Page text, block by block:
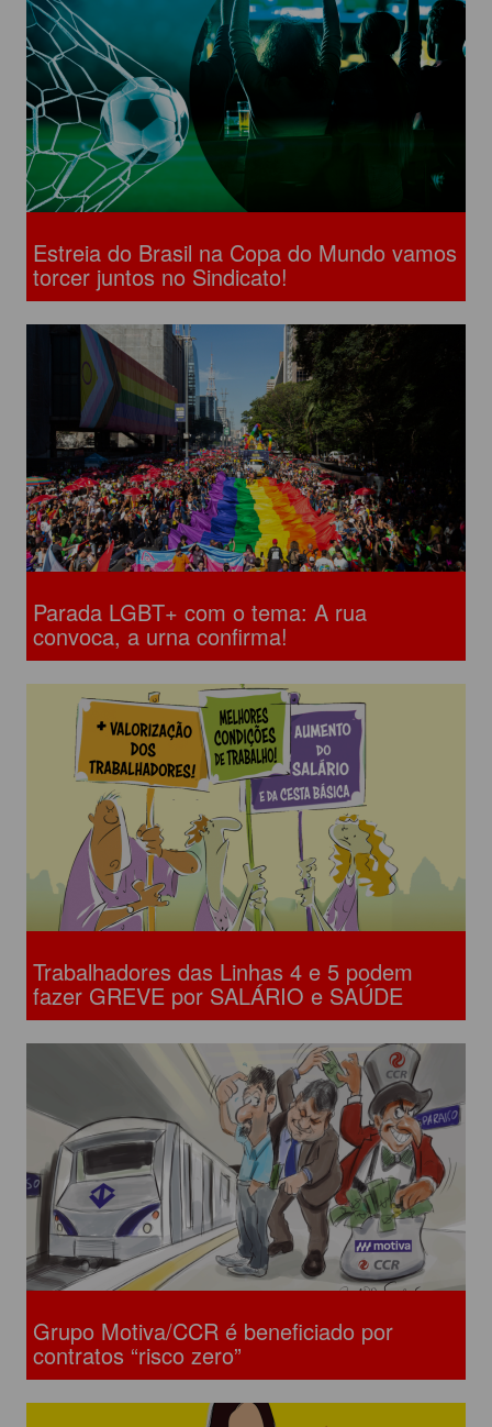
Estreia do Brasil na Copa do Mundo vamos
torcer juntos no Sindicato!
Parada LGBT+ com o tema: A rua
convoca, a urna confirma!
Trabalhadores das Linhas 4 e 5 podem
fazer GREVE por SALÁRIO e SAÚDE
Grupo Motiva/CCR é beneficiado por
contratos “risco zero”